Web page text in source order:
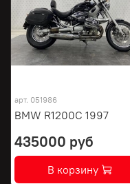
арт. 051986
BMW R1200C 1997
435000 руб
В корзину